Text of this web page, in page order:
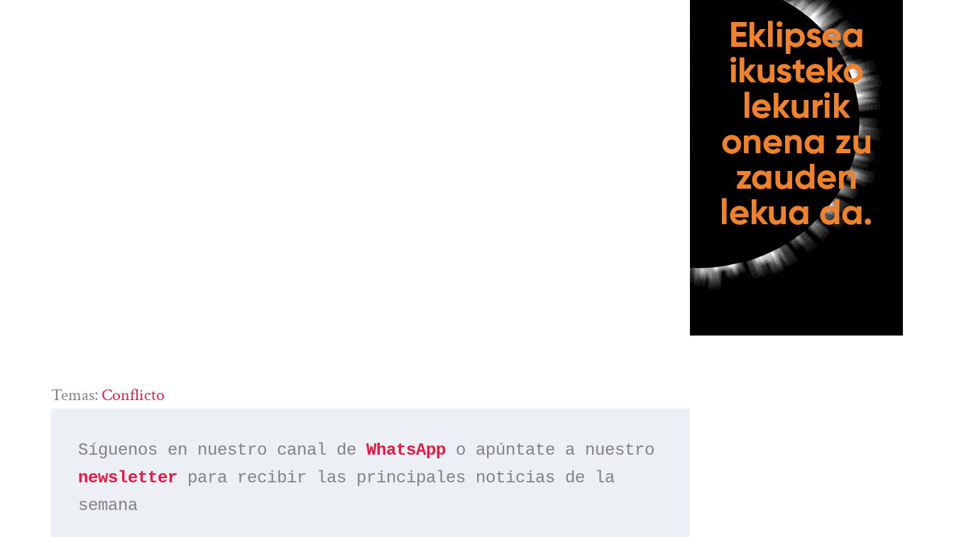
Temas: Conflicto
Síguenos en nuestro canal de WhatsApp
newsletter para recibir las principales noticias de la
semana